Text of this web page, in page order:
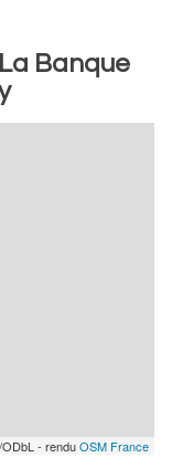
Banque
/ODbL - renduOSM France